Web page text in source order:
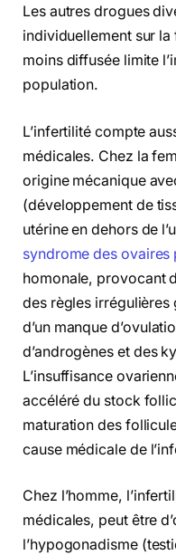
Les autres drogues
individuellement sur
moins diffusée limite
population.
L’infertilité compte
médicales. Chez la
origine mécanique
(développement de
utérine en dehors de
syndrome des
homonale, provocant
des règles irrégulières
d’un manque
d’androgènes et des
L’insuffisance
accéléré du stock
maturation des
cause médicale de
Chez l’homme,
médicales, peut être
l’hypogonadisme